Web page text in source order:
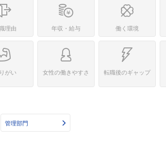
理由 年収・給与 働く環境
がい 女性の働きやすさ 転職後のギャップ
管理部門